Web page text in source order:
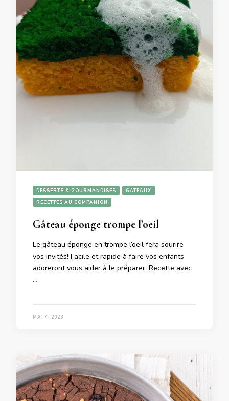
DESSERTS & GOURMANDISES
GATEAUX
RECETTES AU COMPANION
Gâteau éponge trompe l’oeil
Le gâteau éponge en trompe l’oeil fera sourire
vos invités! Facile et rapide à faire vos enfants
adoreront vous aider à le préparer. Recette avec
…
MAI 4, 2023